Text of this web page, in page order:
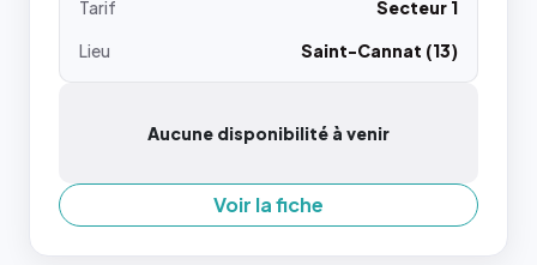
Tarif
Secteur 1
Lieu
Saint-Cannat (13)
Aucune disponibilité à venir
Voir la fiche